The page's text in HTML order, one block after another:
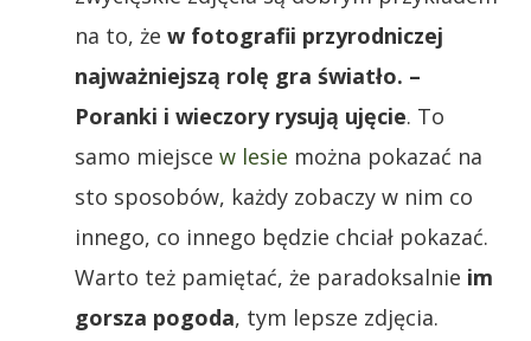
na to, że w fotografii przyrodniczej
najważniejszą rolę gra światło. –
Poranki i wieczory rysują ujęcie. To
samo miejsce w lesie można pokazać na
sto sposobów, każdy zobaczy w nim co
innego, co innego będzie chciał pokazać.
Warto też pamiętać, że paradoksalnie im
gorsza pogoda, tym lepsze zdjęcia.